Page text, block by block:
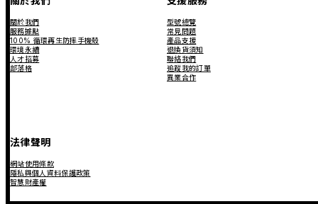
關於我們
服務據點
100% 循環再生防摔手機殼
環境永續
人才招募
部落格
型號總覽
常見問題
產品支援
退換貨須知
聯絡我們
追蹤我的訂單
異業合作
法律聲明
網站使用條款
隱私與個人資料保護政策
智慧財產權